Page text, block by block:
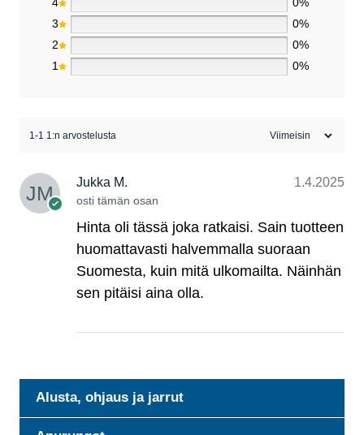
Alusta, ohjaus ja jarrut
4
0%
3
0%
2
0%
1
0%
1-1 1:n arvostelusta
Jukka M.
osti tämän osan
1.4.2025
Hinta oli tässä joka ratkaisi. Sain tuotteen
huomattavasti halvemmalla suoraan
Suomesta, kuin mitä ulkomailta. Näinhän
sen pitäisi aina olla.